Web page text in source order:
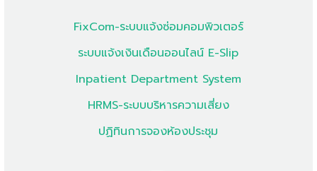
FixCom-ระบบแจ้งซ่อมคอมพิวเตอร์
ระบบแจ้งเงินเดือนออนไลน์ E-Slip
Inpatient Department System
HRMS-ระบบบริหารความเสี่ยง
ปฏิทินการจองห้องประชุม